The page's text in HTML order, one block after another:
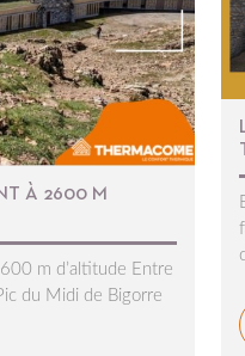
À 2600 M
m d’altitude Entre
du Midi de Bigorre